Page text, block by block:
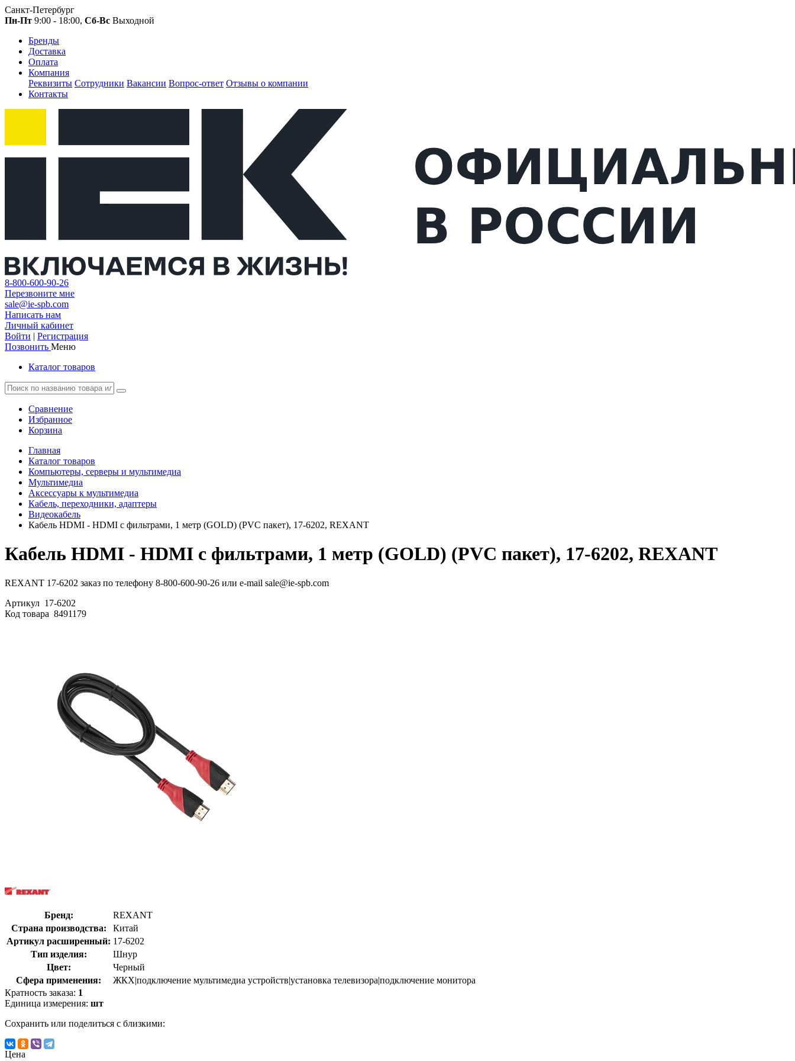
Санкт-Петербург
Пн-Пт 9:00 - 18:00, Сб-Вс Выходной
Бренды
Доставка
Оплата
Компания
Реквизиты Сотрудники Вакансии Вопрос-ответ Отзывы о компании
Контакты
8-800-600-90-26
Перезвоните мне
sale@ie-spb.com
Написать нам
Личный кабинет
Войти | Регистрация
Позвонить Меню
Каталог товаров
Сравнение
Избранное
Корзина
Главная
Каталог товаров
Компьютеры, серверы и мультимедиа
Мультимедиа
Аксессуары к мультимедиа
Кабель, переходники, адаптеры
Видеокабель
Кабель HDMI - HDMI с фильтрами, 1 метр (GOLD) (PVC пакет), 17-6202, REXANT
Кабель HDMI - HDMI с фильтрами, 1 метр (GOLD) (PVC пакет), 17-6202, REXANT
REXANT 17-6202 заказ по телефону 8-800-600-90-26 или e-mail sale@ie-spb.com
Артикул 17-6202
Код товара 8491179
Бренд:
REXANT
Страна производства:
Китай
Артикул расширенный: 17-6202
Тип изделия:
Шнур
Цвет:
Черный
Сфера применения:
ЖКХ|подключение мультимедиа устройств|установка телевизора|подключение монитора
Кратность заказа: 1
Единица измерения: шт
Сохранить или поделиться с близкими:
Цена